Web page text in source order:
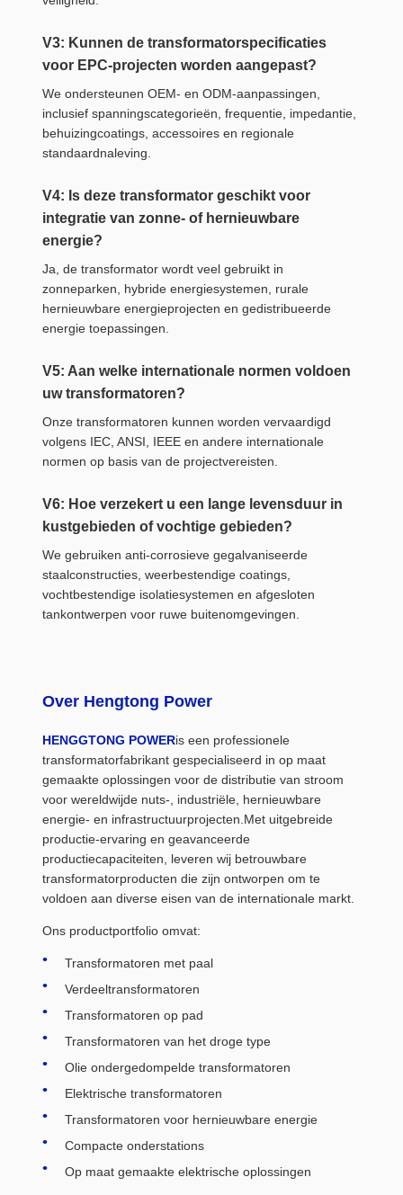
V3: Kunnen de transformatorspecificaties
voor EPC-projecten worden aangepast?
We ondersteunen OEM- en ODM-aanpassingen,
inclusief spanningscategorieën, frequentie, impedantie,
behuizingcoatings, accessoires en regionale
standaardnaleving.
V4: Is deze transformator geschikt voor
integratie van zonne- of hernieuwbare
energie?
Ja, de transformator wordt veel gebruikt in
zonneparken, hybride energiesystemen, rurale
hernieuwbare energieprojecten en gedistribueerde
energie toepassingen.
V5: Aan welke internationale normen voldoen
uw transformatoren?
Onze transformatoren kunnen worden vervaardigd
volgens IEC, ANSI, IEEE en andere internationale
normen op basis van de projectvereisten.
V6: Hoe verzekert u een lange levensduur in
kustgebieden of vochtige gebieden?
We gebruiken anti-corrosieve gegalvaniseerde
staalconstructies, weerbestendige coatings,
vochtbestendige isolatiesystemen en afgesloten
tankontwerpen voor ruwe buitenomgevingen.
Over Hengtong Power
HENGGTONG POWERis een professionele
transformatorfabrikant gespecialiseerd in op maat
gemaakte oplossingen voor de distributie van stroom
voor wereldwijde nuts-, industriële, hernieuwbare
energie- en infrastructuurprojecten.Met uitgebreide
productie-ervaring en geavanceerde
productiecapaciteiten, leveren wij betrouwbare
transformatorproducten die zijn ontworpen om te
voldoen aan diverse eisen van de internationale markt.
Ons productportfolio omvat:
Transformatoren met paal
Verdeeltransformatoren
Transformatoren op pad
Transformatoren van het droge type
Olie ondergedompelde transformatoren
Elektrische transformatoren
Transformatoren voor hernieuwbare energie
Compacte onderstations
Op maat gemaakte elektrische oplossingen